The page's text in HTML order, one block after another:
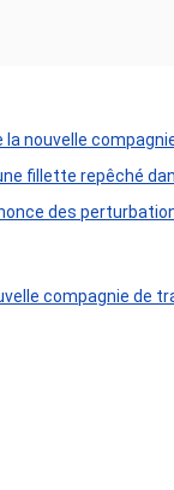
la nouvelle
fillette repêché
des
compagnie de